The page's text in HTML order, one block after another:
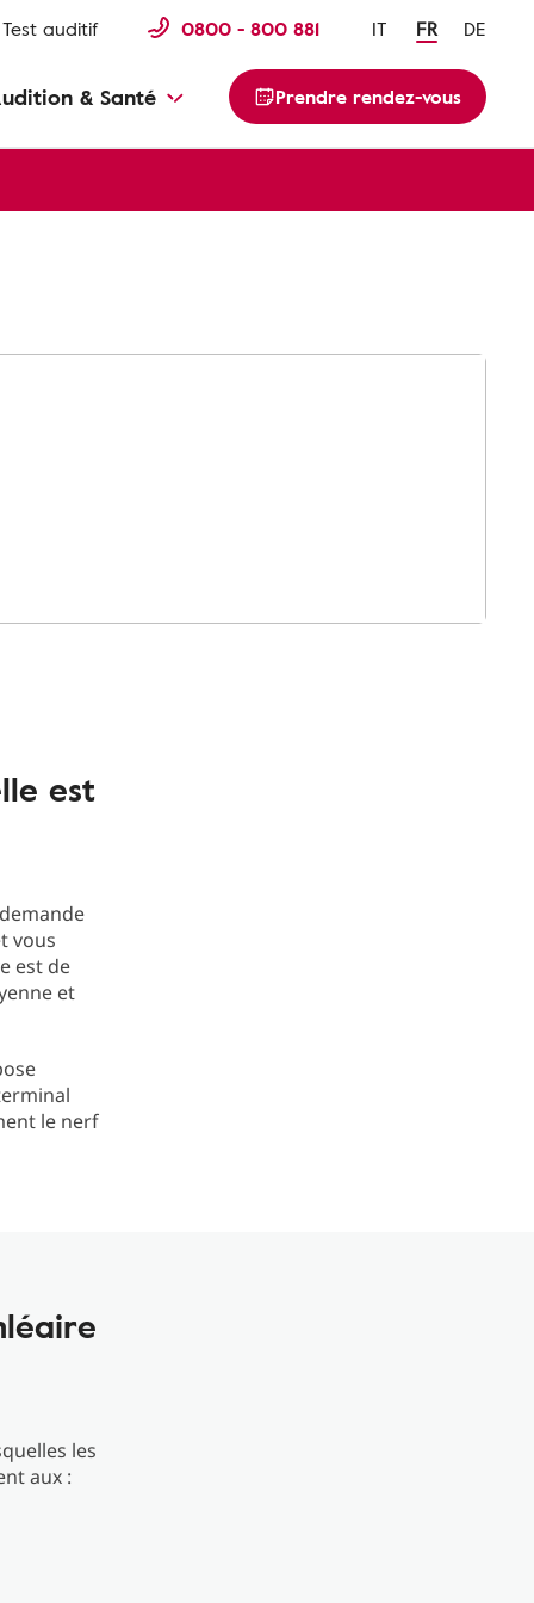
Test auditif 0800 - 800 881 IT FR DE
& Santé Prendre rendez-vous
est
vous
est de
et
le nerf
les
aux :